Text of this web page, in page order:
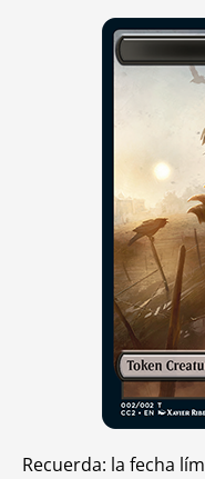
Recuerda: la fecha